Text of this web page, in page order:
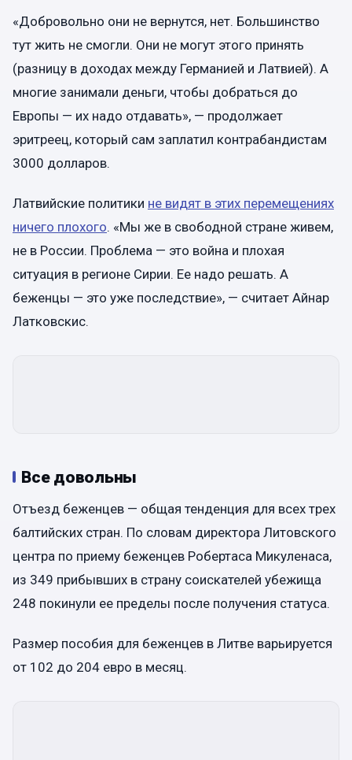
«Добровольно они не вернутся, нет. Большинство
тут жить не смогли. Они не могут этого принять
(разницу в доходах между Германией и Латвией). А
многие занимали деньги, чтобы добраться до
Европы — их надо отдавать», — продолжает
эритреец, который сам заплатил контрабандистам
3000 долларов.
Латвийские политики не видят в этих перемещениях
ничего плохого. «Мы же в свободной стране живем,
не в России. Проблема — это война и плохая
ситуация в регионе Сирии. Ее надо решать. А
беженцы — это уже последствие», — считает Айнар
Латковскис.
Все довольны
Отъезд беженцев — общая тенденция для всех трех
балтийских стран. По словам директора Литовского
центра по приему беженцев Робертаса Микуленаса,
из 349 прибывших в страну соискателей убежища
248 покинули ее пределы после получения статуса.
Размер пособия для беженцев в Литве варьируется
от 102 до 204 евро в месяц.